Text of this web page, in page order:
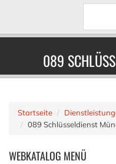
089
Startseite
089 Schlüsseldienst
WEBKATALOG MENÜ